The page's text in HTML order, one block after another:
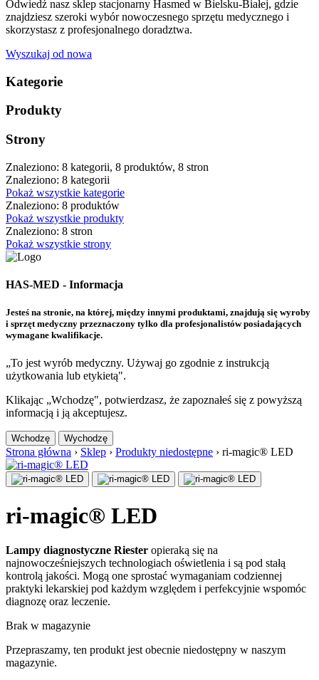
Odwiedź nasz sklep stacjonarny Hasmed w Bielsku-Białej, gdzie
znajdziesz szeroki wybór nowoczesnego sprzętu medycznego i
skorzystasz z profesjonalnego doradztwa.
Wyszukaj od nowa
Kategorie
Produkty
Strony
Znaleziono: 8 kategorii, 8 produktów, 8 stron
Znaleziono: 8 kategorii
Pokaż wszystkie kategorie
Znaleziono: 8 produktów
Pokaż wszystkie produkty
Znaleziono: 8 stron
Pokaż wszystkie strony
HAS-MED - Informacja
Jesteś na stronie, na której, między innymi produktami, znajdują się wyroby
i sprzęt medyczny przeznaczony tylko dla profesjonalistów posiadających
wymagane kwalifikacje.
„To jest wyrób medyczny. Używaj go zgodnie z instrukcją
użytkowania lub etykietą".
Klikając „Wchodzę", potwierdzasz, że zapoznałeś się z powyższą
informacją i ją akceptujesz.
Wchodzę Wychodzę
Strona główna › Sklep › Produkty niedostępne › ri-magic® LED
ri-magic® LED
Lampy diagnostyczne Riester opieraką się na
najnowocześniejszych technologiach oświetlenia i są pod stałą
kontrolą jakości. Mogą one sprostać wymaganiam codziennej
praktyki lekarskiej pod każdym względem i perfekcyjnie wspomóc
diagnozę oraz leczenie.
Brak w magazynie
Przepraszamy, ten produkt jest obecnie niedostępny w naszym
magazynie.